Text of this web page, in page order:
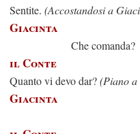
Sentite. (Accostandosi a
Giacinta
Che comanda?
il Conte
Quanto vi devo dar?(Piano
Giacinta
Due scudi